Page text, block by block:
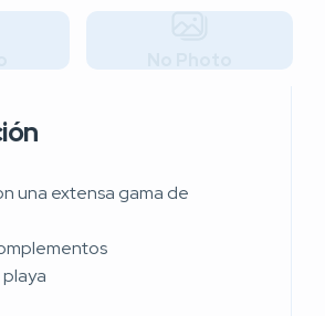
una extensa gama de